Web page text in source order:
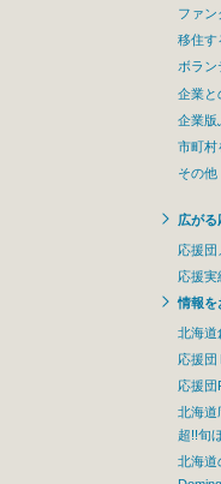
ファ
移住す
ボラン
企業
企業版
市町村
その他
広が
応援
応援実
情報
北海道
応援団
応援
北海
超!!旬
北海道